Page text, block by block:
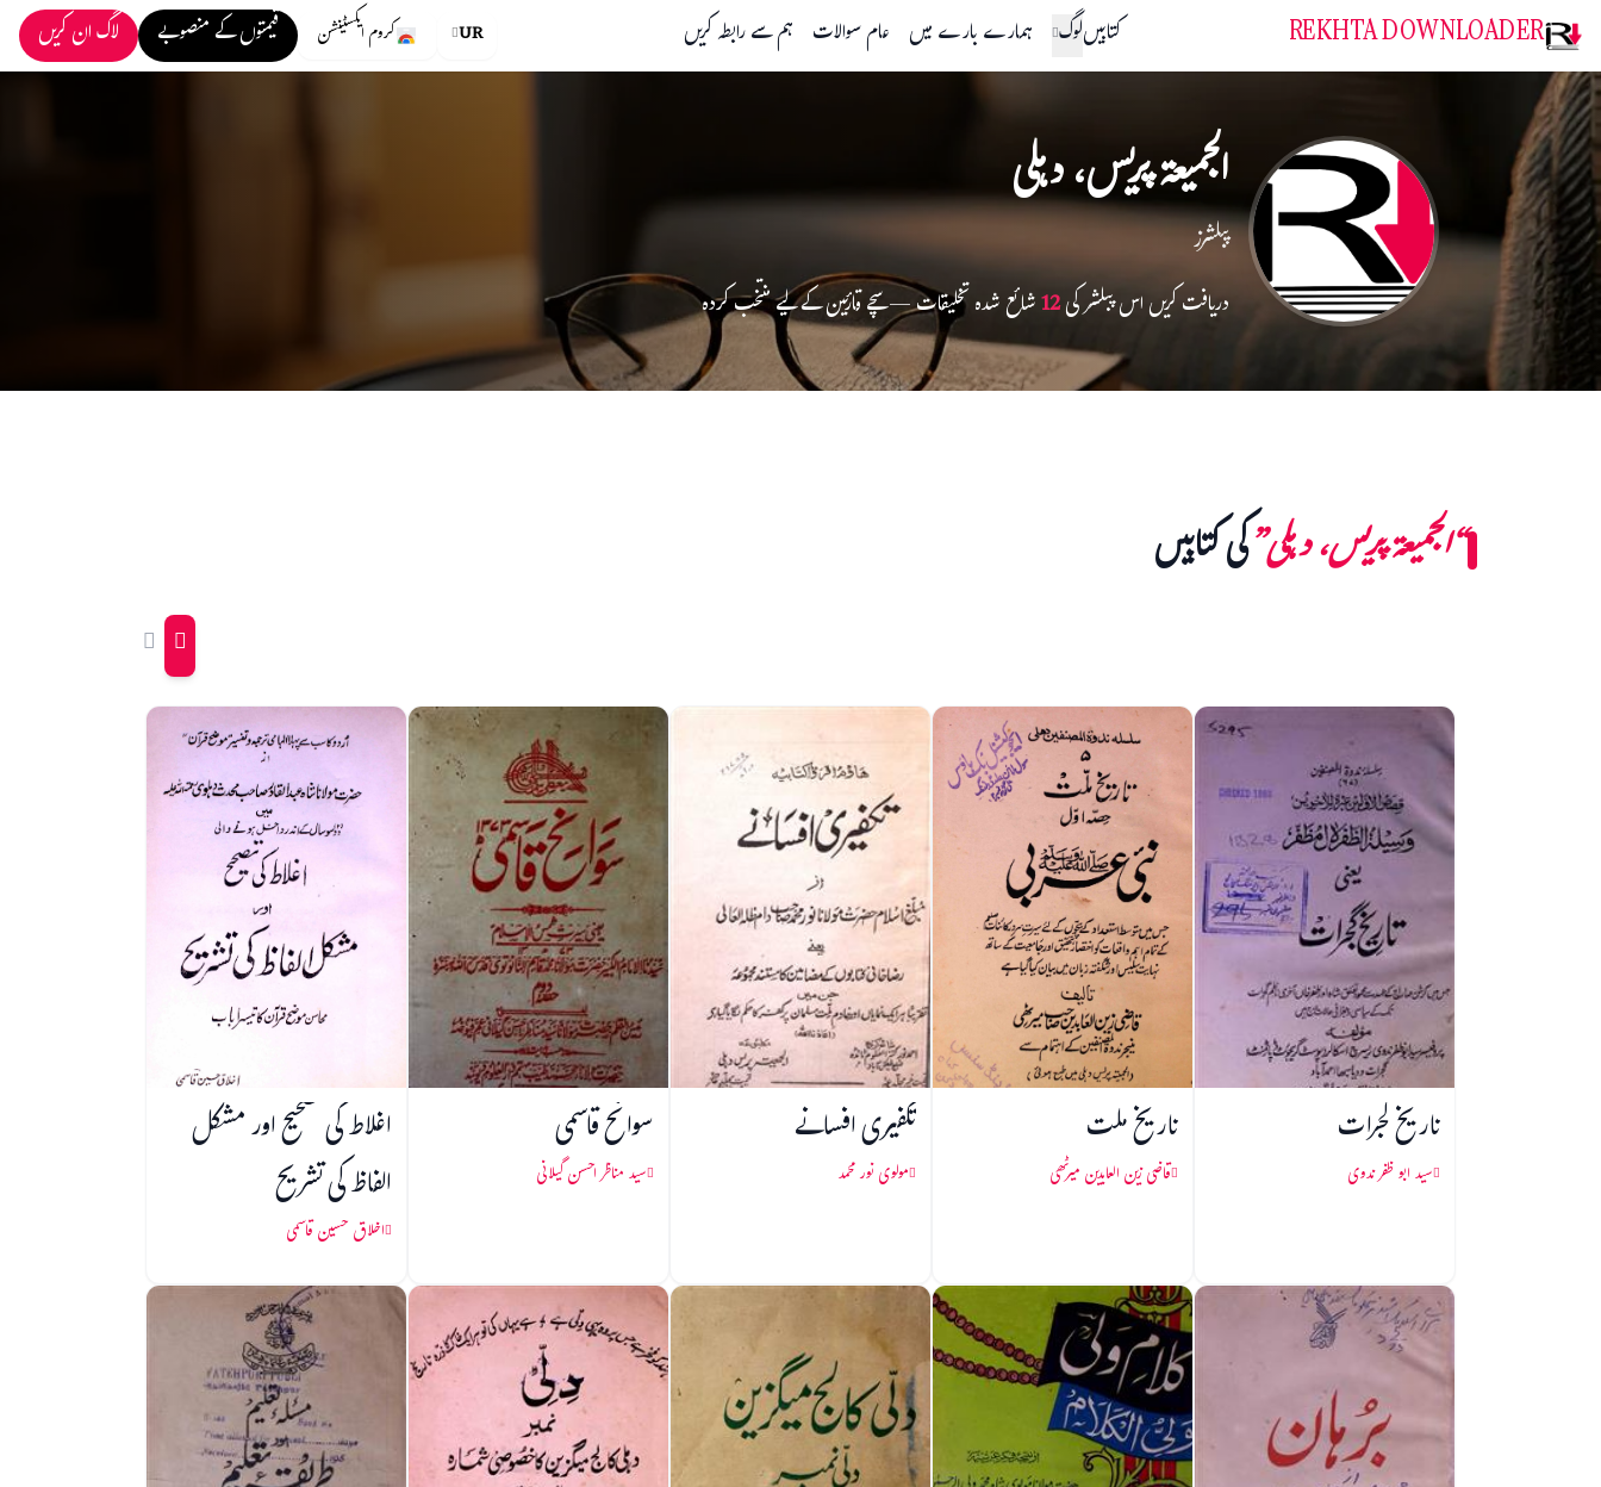
REKHTA DOWNLOADER کتابیںلوگ ہمارے بارے میں عام سوالات ہم سے رابطہ کریں UR کروم ایکسٹینشن قیمتوں کے منصوبے لاگ ان کریں
الجمیعۃ پریس، دہلی
پبلشرز
دریافت کریں اس پبلشر کی12شائع شدہ تخلیقات — سچے قارئین کے لیے منتخب کردہ
“الجمیعۃ پریس، دہلی”کی کتابیں
تاریخ گجرات
سید ابو ظفر ندوی
تاریخ ملت
قاضی زین العابدین میرٹھی
تکفیری افسانے
مولوی نور محمد
سوانح قاسمی
سید مناظر احسن گیلانی
اغلاط کی تصحیح اور مشکل
الفاظ کی تشریح
اخلاق حسین قاسمی